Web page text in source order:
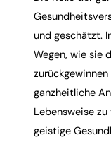
und geschätzt.
Wegen, wie sie
ganzheitliche
Lebensweise
geistige